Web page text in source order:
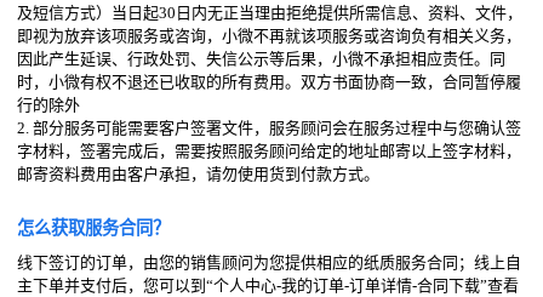
及短信方式）当日起30日内无正当理由拒绝提供所需信息、资料、文件，
即视为放弃该项服务或咨询，小微不再就该项服务或咨询负有相关义务，
因此产生延误、行政处罚、失信公示等后果，小微不承担相应责任。同
时，小微有权不退还已收取的所有费用。双方书面协商一致，合同暂停履
行的除外
2. 部分服务可能需要客户签署文件，服务顾问会在服务过程中与您确认签
字材料，签署完成后，需要按照服务顾问给定的地址邮寄以上签字材料，
邮寄资料费用由客户承担，请勿使用货到付款方式。
怎么获取服务合同？
线下签订的订单，由您的销售顾问为您提供相应的纸质服务合同；线上自
主下单并支付后，您可以到“个人中心-我的订单-订单详情-合同下载”查看